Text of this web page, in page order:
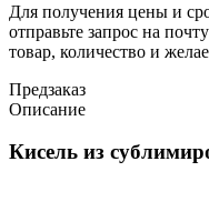
Для получения цены и
отправьте запрос на
товар, количество и
Предзаказ
Описание
Кисель из